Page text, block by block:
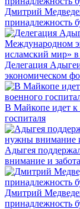
Дмитрий
принадлежность
Делегация
экономическом
В Майкопе идет к
госпиталя
Адыгея
внимание и забота
Дмитрий
принадлежность